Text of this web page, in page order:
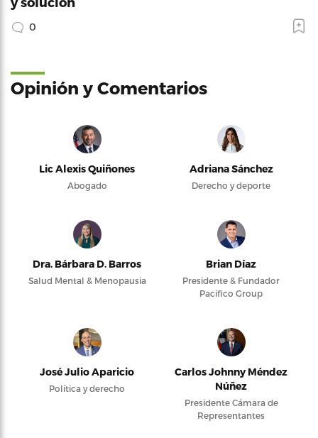
0
Opinión y Comentarios
Lic Alexis Quiñones
Abogado
Adriana Sánchez
Derecho y deporte
Dra. Bárbara D. Barros
Salud Mental & Menopausia
Brian Díaz
Presidente & Fundador
Pacifico Group
José Julio Aparicio
Política y derecho
Carlos Johnny Méndez
Núñez
Presidente Cámara de
Representantes